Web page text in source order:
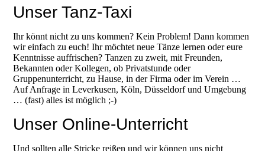
Unser Tanz-Taxi
Ihr könnt nicht zu uns kommen? Kein Problem! Dann kommen
wir einfach zu euch! Ihr möchtet neue Tänze lernen oder eure
Kenntnisse auffrischen? Tanzen zu zweit, mit Freunden,
Bekannten oder Kollegen, ob Privatstunde oder
Gruppenunterricht, zu Hause, in der Firma oder im Verein …
Auf Anfrage in Leverkusen, Köln, Düsseldorf und Umgebung
… (fast) alles ist möglich ;-)
Unser Online-Unterricht
Und sollten alle Stricke reißen und wir können uns nicht